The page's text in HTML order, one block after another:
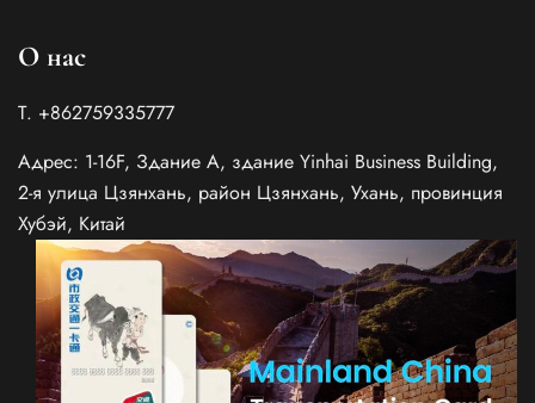
О нас
Т. +862759335777
Адрес: 1-16F, Здание A, здание Yinhai Business Building,
2-я улица Цзянхань, район Цзянхань, Ухань, провинция
Хубэй, Китай
Italian
Spanish